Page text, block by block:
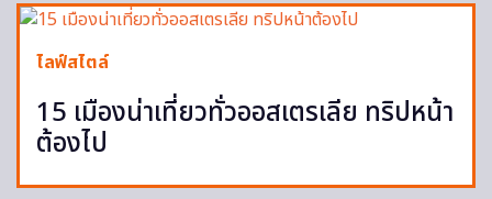
ไลฟ์สไตล์
15 เมืองน่าเที่ยวทั่วออสเตรเลีย ทริปหน้า
ต้องไป